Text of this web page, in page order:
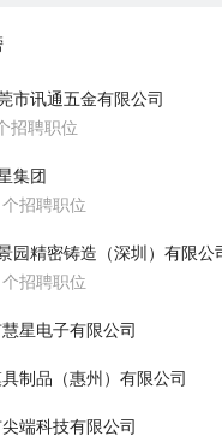
风破浪正当时。创翔愿与社
市讯通五金有限公司
招聘职位
集团
个招聘职位
园精密铸造（深圳）有限公
个招聘职位
星电子有限公司
制品（惠州）有限公司
端科技有限公司